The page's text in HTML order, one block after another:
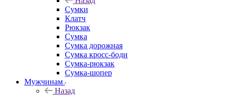
Сумки
Клатч
Рюкзак
Сумка
Сумка дорожная
Сумка кросс-боди
Сумка-рюкзак
Сумка-шопер
Мужчинам
Назад